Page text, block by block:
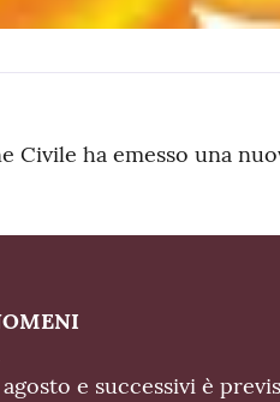
Civile ha emesso una
e successivi è